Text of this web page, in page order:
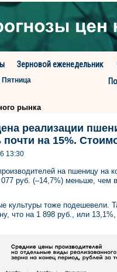
Зерновой еженедельник
Пятница
рынка
реализации
почти на 15%.
13:30
на пшеницу на
077 руб. (–14,7%) меньше, чем
культуры тоже подешевели.
что на 1 898 руб., или